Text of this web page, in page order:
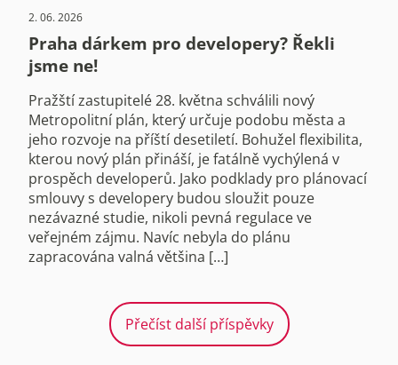
2. 06. 2026
Praha dárkem pro developery? Řekli
jsme ne!
Pražští zastupitelé 28. května schválili nový
Metropolitní plán, který určuje podobu města a
jeho rozvoje na příští desetiletí. Bohužel flexibilita,
kterou nový plán přináší, je fatálně vychýlená v
prospěch developerů. Jako podklady pro plánovací
smlouvy s developery budou sloužit pouze
nezávazné studie, nikoli pevná regulace ve
veřejném zájmu. Navíc nebyla do plánu
zapracována valná většina […]
Přečíst další příspěvky